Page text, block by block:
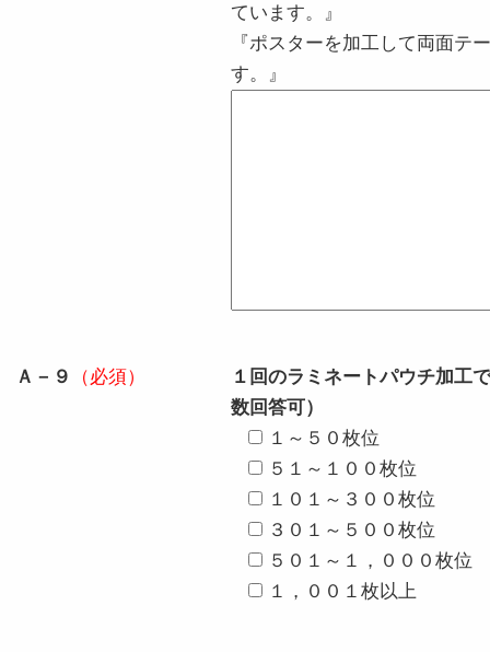
ています。』
『ポスターを加工して両面テ
す。』
Ａ－９ （必須）
１回のラミネートパウチ加工
数回答可）
１～５０枚位
５１～１００枚位
１０１～３００枚位
３０１～５００枚位
５０１～１，０００枚位
１，００１枚以上